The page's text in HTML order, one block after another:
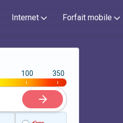
Internet Forfait mobile
|
100
|
350